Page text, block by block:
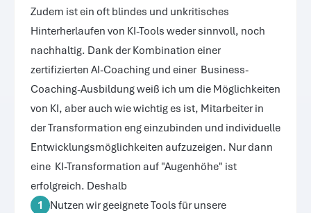
Zudem ist ein oft blindes und unkritisches
Hinterherlaufen von KI-Tools weder sinnvoll, noch
nachhaltig. Dank der Kombination einer
zertifizierten AI-Coaching und einer  Business-
Coaching-Ausbildung weiß ich um die Möglichkeiten
von KI, aber auch wie wichtig es ist, Mitarbeiter in
der Transformation eng einzubinden und individuelle
Entwicklungsmöglichkeiten aufzuzeigen. Nur dann
eine  KI-Transformation auf "Augenhöhe" ist
erfolgreich. Deshalb
1
Nutzen wir geeignete Tools für unsere